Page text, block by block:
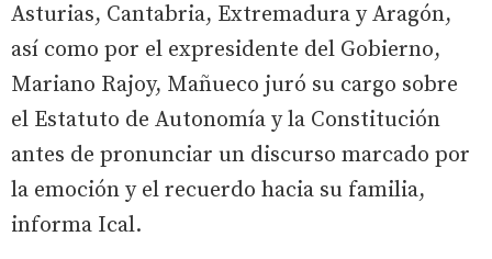
Asturias, Cantabria, Extremadura y Aragón,
así como por el expresidente del Gobierno,
Mariano Rajoy, Mañueco juró su cargo sobre
el Estatuto de Autonomía y la Constitución
antes de pronunciar un discurso marcado por
la emoción y el recuerdo hacia su familia,
informa Ical.